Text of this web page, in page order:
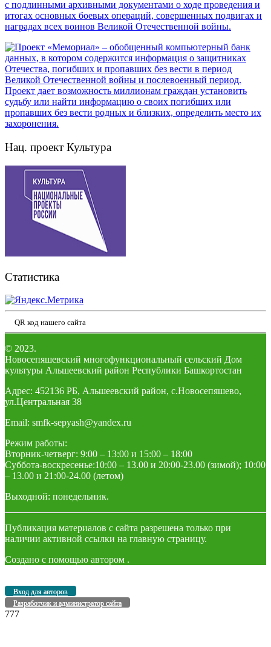
Нац. проект Культура
Статистика
QR код нашего сайта
© 2023.
Новосепяшевский многофункциональный сельский Дом
культуры Альшеевский район Республики Башкортостан
Адрес: 452136 РБ, Альшеевский район, с.Новосепяшево,
ул.Центральная 38
Email: smfk-sepyash@yandex.ru
Режим работы:
Вторник-четверг: 9:00 – 13:00 и 15:00 – 18:00
Суббота-воскресенье:10:00 – 13.00 и 20:00-23.00 (зимой); 10:00
– 13.00 и 21:00-24.00 (летом)
Выходной: понедельник.
Публикация материалов с сайта разрешена только при
наличии активной ссылки на главную страницу.
Создано с помощью автором .
Вход для авторов
Разработчик и администратор сайта
777